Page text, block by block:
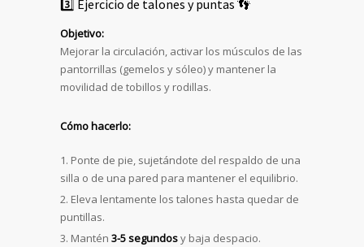
3️⃣ Ejercicio de talones y puntas 👣
Objetivo:
Mejorar la circulación, activar los músculos de las
pantorrillas (gemelos y sóleo) y mantener la
movilidad de tobillos y rodillas.
Cómo hacerlo:
Ponte de pie, sujetándote del respaldo de una
silla o de una pared para mantener el equilibrio.
Eleva lentamente los talones hasta quedar de
puntillas.
Mantén 3-5 segundosy baja despacio.